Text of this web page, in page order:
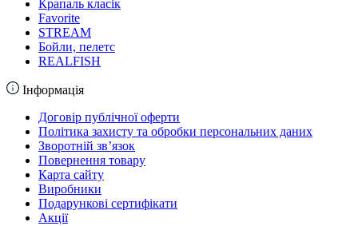
Крапаль класік
Favorite
STREAM
Бойли, пелетс
REALFISH
Інформація
Договір публічної оферти
Політика захисту та обробки персональних даних
Зворотній зв’язок
Повернення товару
Карта сайту
Виробники
Подарункові сертифікати
Акції